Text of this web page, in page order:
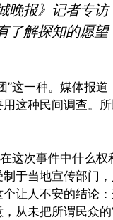
晚报》记者专
解探知的愿望
这一种。媒体报
这种民间调查。
这次事件中什么
于当地宣传部门
让人不安的结论
从未把所谓民众